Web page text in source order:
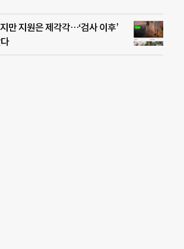
만 지원은 제각각…‘검사 이후’